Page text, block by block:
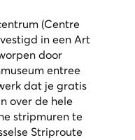
(Centre
in een Art
door
entree
dat je gratis
over de hele
stripmuren te
Striproute